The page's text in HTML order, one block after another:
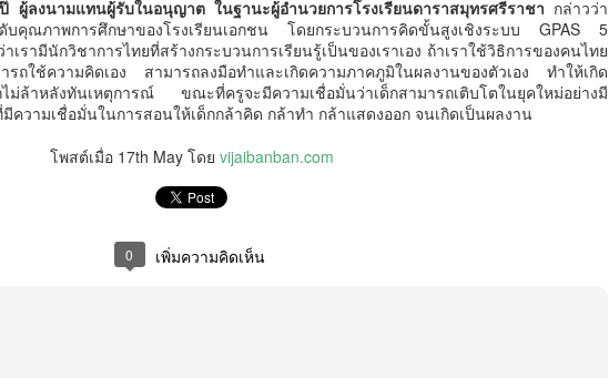
ลงนามแทนผู้รับในอนุญาต ในฐานะผู้อำนวยการโรงเรียนดาราสมุทรศรีราชา กล่าวว่า
ดับคุณภาพการศึกษาของโรงเรียนเอกชน โดยกระบวนการคิดขั้นสูงเชิงระบบ GPAS 5
เรามีนักวิชาการไทยที่สร้างกระบวนการเรียนรู้เป็นของเราเอง ถ้าเราใช้วิธิการของคนไทย
รถใช้ความคิดเอง สามารถลงมือทำและเกิดความภาคภูมิในผลงานของตัวเอง ทำให้เกิด
หลังทันเหตุการณ์ ขณะที่ครูจะมีความเชื่อมั่นว่าเด็กสามารถเติบโตในยุคใหม่อย่างมี
วามเชื่อมั่นในการสอนให้เด็กกล้าคิด กล้าทำ กล้าแสดงออก จนเกิดเป็นผลงาน
โพสต์เมื่อ 17th May โดย vijaibanban.com
0 เพิ่มความคิดเห็น
โครงการ ประกวดอัตลักษณ์อาหารภูมิภาค "รส
" เฟ้นหาเมนูต้นตำรับ 4 ภูมิภาค ดัน Soft Power สู่
ลก
ยมไทย จับมือ กระทรวงวัฒนธรรม แถลงเปิดตัวโครงการ
สู่ระดับโลก
งหาคม 2569 — มูลนิธิกองทุนนิยมไทย ร่วมกับกระทรวง
ภูมิภาค "รสถิ่นไทย" ณ มูลนิธิกองทุนนิยมไทย เขตบางรัก
อรวบรวม ยกระดับ และส่งเสริมอัตลักษณ์อาหารท้องถิ่นไทยสู่
าล 1 กัดไม่ปล่อย! แกะรอยขยายผลกลุ่มนักบิน จับ
อตมหึมากว่า 300 โล ก่อนเข้ากลางกรุง